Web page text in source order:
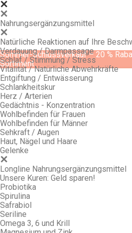
Sommer-Schlussverkauf – 20 %
Sortiment
Nahrungsergänzungsmittel
Natürliche Reaktionen auf Ihre
Verdauung / Darmpassage
Schlaf / Stimmung / Stress
Vitalität / Natürliche Abwehrkräfte
Entgiftung / Entwässerung
Schlankheitskur
Herz / Arterien
Gedächtnis - Konzentration
Wohlbefinden für Frauen
Wohlbefinden für Männer
Sehkraft / Augen
Haut, Nägel und Haare
Gelenke
Longline Nahrungsergänzungsmittel
Unsere Kuren: Geld sparen!
Probiotika
Spirulina
Safrabiol
Seriline
Omega 3, 6 und Krill